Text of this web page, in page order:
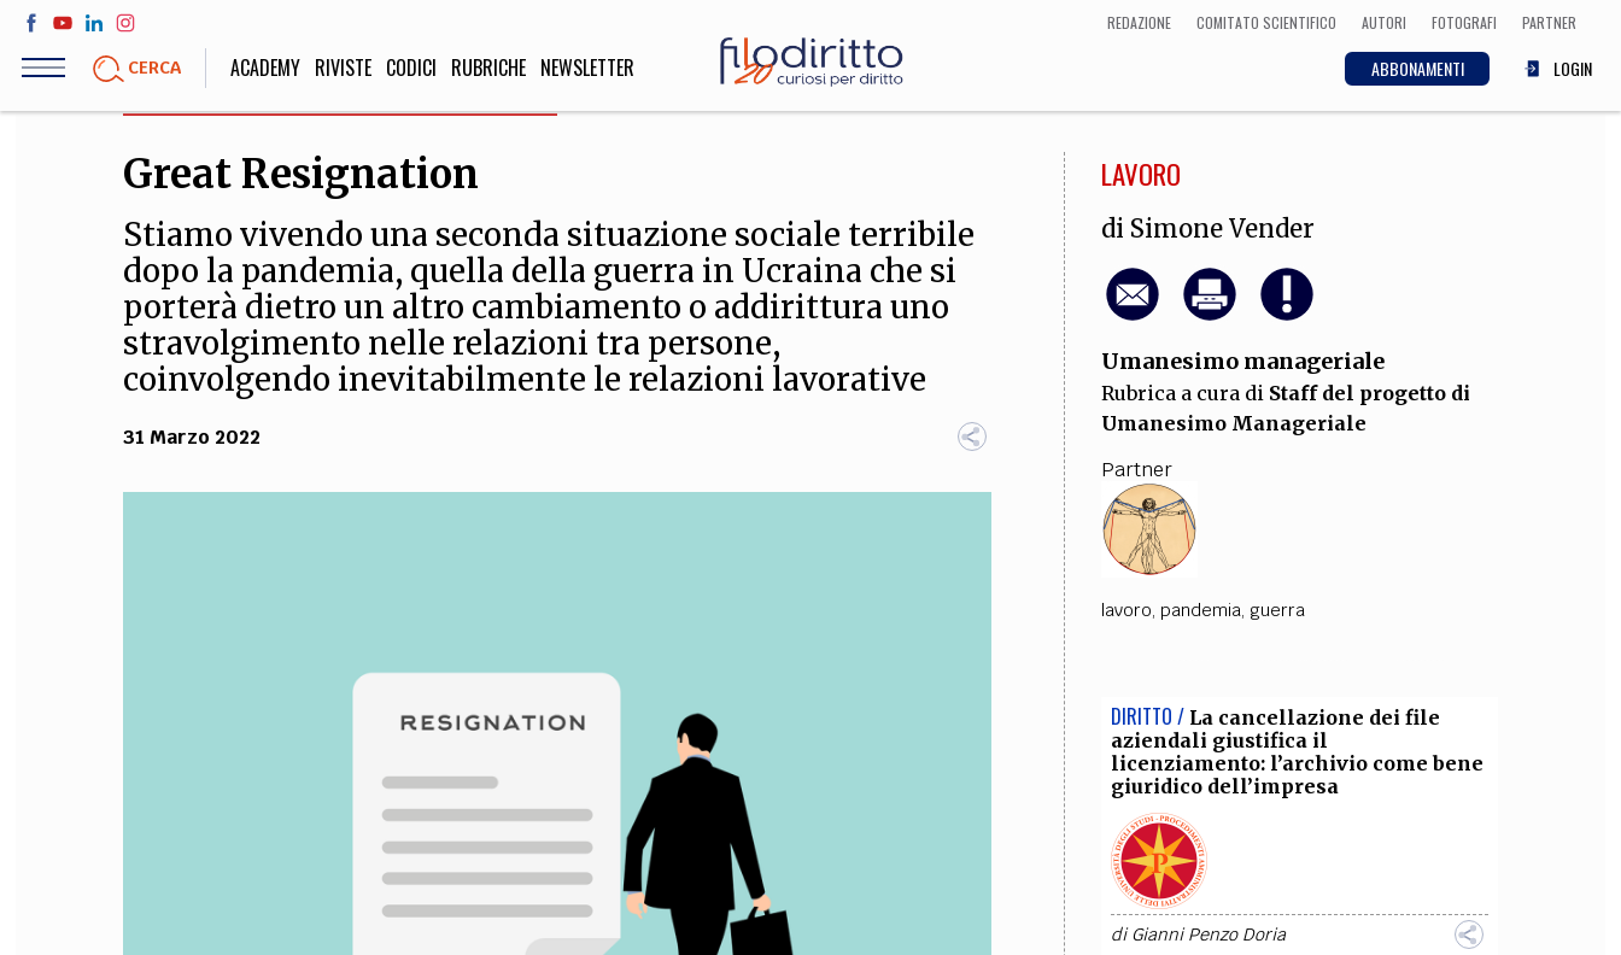
Salta
contenuto
REDAZIONE COMITATO SCIENTIFICO AUTORI FOTOGRAFI PARTNER
CERCA ABBONAMENTI LOGIN
ACADEMY RIVISTE CODICI RUBRICHE NEWSLETTER
LIFE STYLE
Sport, Cucina, Viaggi,
Moda
SOCIETÀ
Politica, Attualità,
Educazione, Lavoro, Esteri
DIRITTO ECONOMIA
STORIA E FILOSOFIA INNOVAZIONE CULTURA
Arte, Cinema, Musica,
CODICI
Great Resignation
Stiamo vivendo una seconda situazione sociale terribile
dopo la pandemia, quella della guerra in Ucraina che si
porterà dietro un altro cambiamento o addirittura uno
stravolgimento nelle relazioni tra persone,
coinvolgendo inevitabilmente le relazioni lavorative
31 Marzo 2022
LAVORO
di Simone Vender
Umanesimo manageriale
Rubrica a cura di Staff del progetto di
Umanesimo Manageriale
Partner
lavoro, pandemia, guerra
DIRITTO / La cancellazione dei file
aziendali giustifica il
licenziamento: l’archivio come bene
giuridico dell’impresa
diGianni Penzo Doria